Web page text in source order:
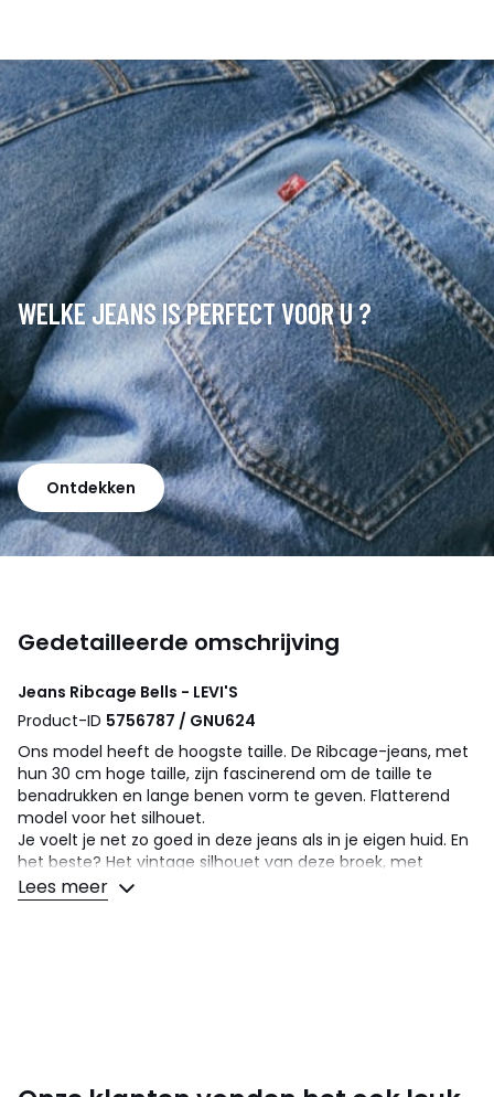
WELKE JEANS IS PERFECT VOOR U ?
Ontdekken
Gedetailleerde omschrijving
Jeans Ribcage Bells - LEVI'S
Product-ID 5756787 / GNU624
Ons model heeft de hoogste taille. De Ribcage-jeans, met
hun 30 cm hoge taille, zijn fascinerend om de taille te
benadrukken en lange benen vorm te geven. Flatterend
model voor het silhouet.
Je voelt je net zo goed in deze jeans als in je eigen huid. En
het beste? Het vintage silhouet van deze broek, met
olifantenpijpen effect is erg stijlvol.
Lees meer